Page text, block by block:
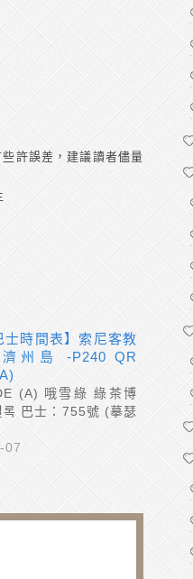
許誤差，建議讀者儘量
士時間表】索尼客教
州島 -P240 QR
(A) 哦雪綠 綠茶博
록 巴士：755號 (摹瑟
07